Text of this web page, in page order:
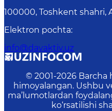
100000, Toshkent shahri,
Elektron pochta:
info@davaktiv.uz
© 2001-2026 Barcha
himoyalangan. Ushbu
ma’lumotlardan
ko‘rsatilishi